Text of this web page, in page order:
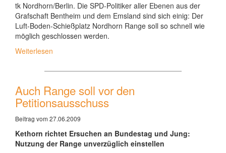
tk Nordhorn/Berlin. Die SPD-Politiker aller Ebenen aus der
Grafschaft Bentheim und dem Emsland sind sich einig: Der
Luft-Boden-Schießplatz Nordhorn Range soll so schnell wie
möglich geschlossen werden.
Weiterlesen
Auch Range soll vor den
Petitionsausschuss
Beitrag vom 27.06.2009
Kethorn richtet Ersuchen an Bundestag und Jung:
Nutzung der Range unverzüglich einstellen